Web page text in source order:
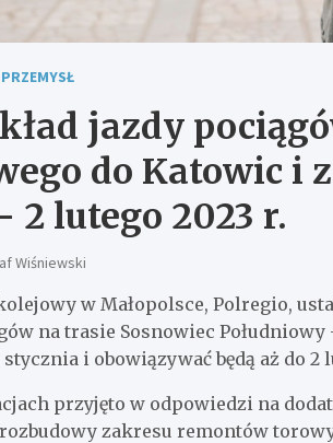
PRZEMYSŁ
jazdy
do Katowic i
2 lutego 2023 r.
Wiśniewski
w Małopolsce, Polregio,
na trasie Sosnowiec
stycznia i obowiązywać będą aż do 2
przyjęto w odpowiedzi na
zakresu remontów